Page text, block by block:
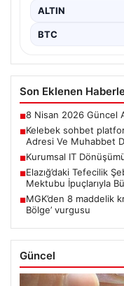
ALTIN
BTC
Son Eklenen
■8 Nisan 2026 Güncel
■Kelebek sohbet
Adresi Ve Muhabbet
■Kurumsal IT
■Elazığ’daki Tefecilik
Mektubu İpuçlarıyla
■MGK’den 8 maddelik
Bölge’ vurgusu
Güncel